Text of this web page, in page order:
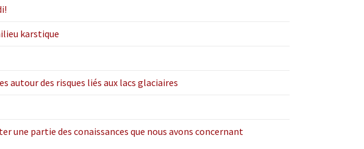
karstique
autour des risques liés aux lacs glaciaires
une partie des conaissances que nous avons concernant